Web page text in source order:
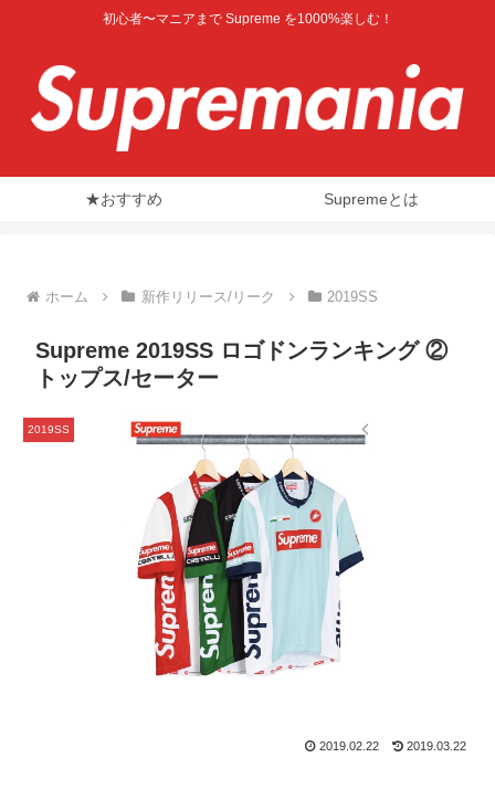
初心者〜マニアまで Supreme を1000%楽しむ！
★おすすめ Supremeとは
ホーム 新作リリース/リーク 2019SS
Supreme 2019SS ロゴドンランキング ②
トップス/セーター
2019SS
2019.02.22 2019.03.22